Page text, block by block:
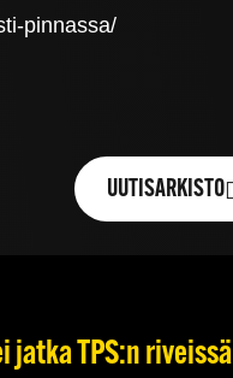
pinnassa/
UUTISARKISTO
jatka TPS:n riveissä